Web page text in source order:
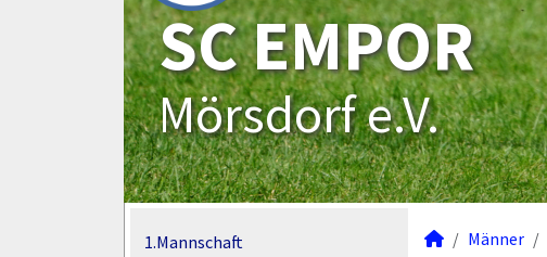
SC EMPOR
Mörsdorf e.V.
1.Mannschaft
Männer